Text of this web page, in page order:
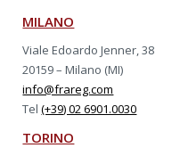
MILANO
Viale Edoardo Jenner, 38
20159 – Milano (MI)
info@frareg.com
Tel(+39) 02 6901.0030
TORINO